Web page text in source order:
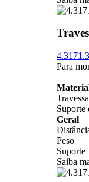
Para
Travessa
Suporte
Geral
Peso
Suporte
Saiba